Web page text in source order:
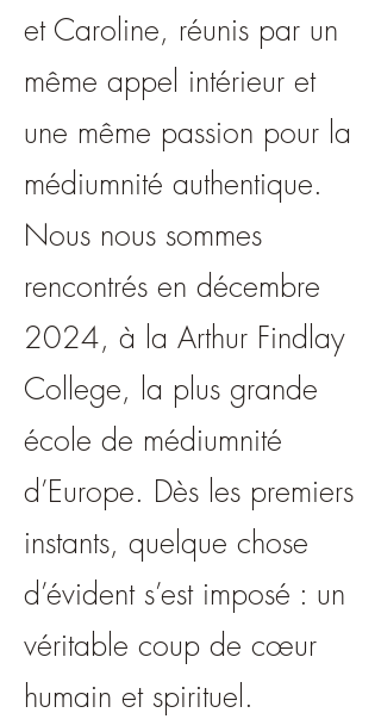
et Caroline, réunis par un
même appel intérieur et
une même passion pour la
médiumnité authentique.
Nous nous sommes
rencontrés en décembre
2024, à la Arthur Findlay
College, la plus grande
école de médiumnité
d’Europe. Dès les premiers
instants, quelque chose
d’évident s’est imposé : un
véritable coup de cœur
humain et spirituel.